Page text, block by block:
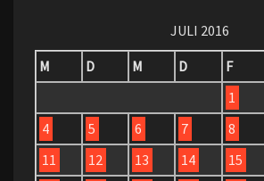
JULI 2016
M
D M D F
1
4
5 6 7 8
11
12 13 14 15